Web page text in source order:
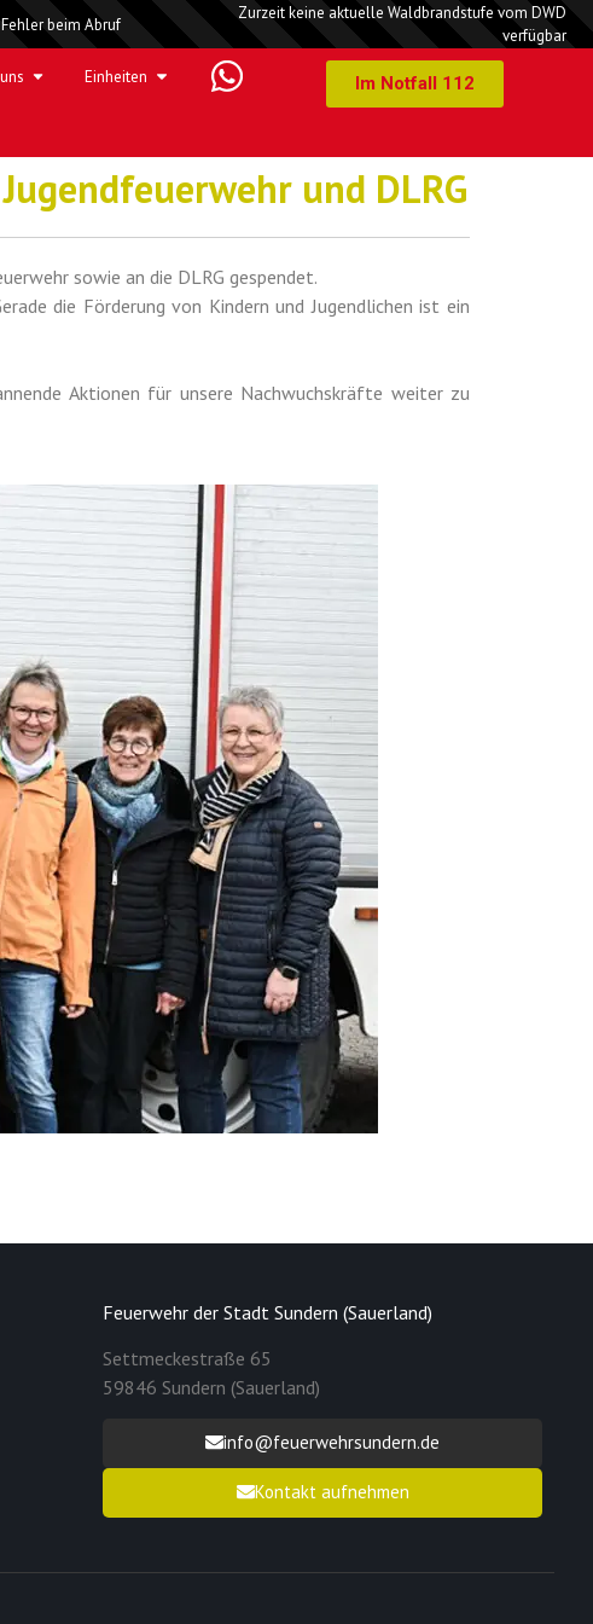
beim Abruf
Zurzeit keine aktuelle Waldbrandstufe vom DWD
verfügbar
Einheiten Im Notfall 112
und DLRG
sowie an die DLRG gespendet.
die Förderung von Kindern und Jugendlichen ist ein
Aktionen für unsere Nachwuchskräfte weiter zu
Feuerwehr der Stadt Sundern (Sauerland)
Settmeckestraße 65
59846 Sundern (Sauerland)
info@feuerwehrsundern.de
Kontakt aufnehmen